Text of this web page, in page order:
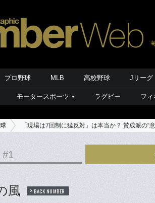
プロ野球 MLB 高校野球 Jリーグ
モータースポーツ ラグビー フィ
「現場は7回制に猛反対」は本当か？ 賛成派の
#1
風 BACK NUMBER